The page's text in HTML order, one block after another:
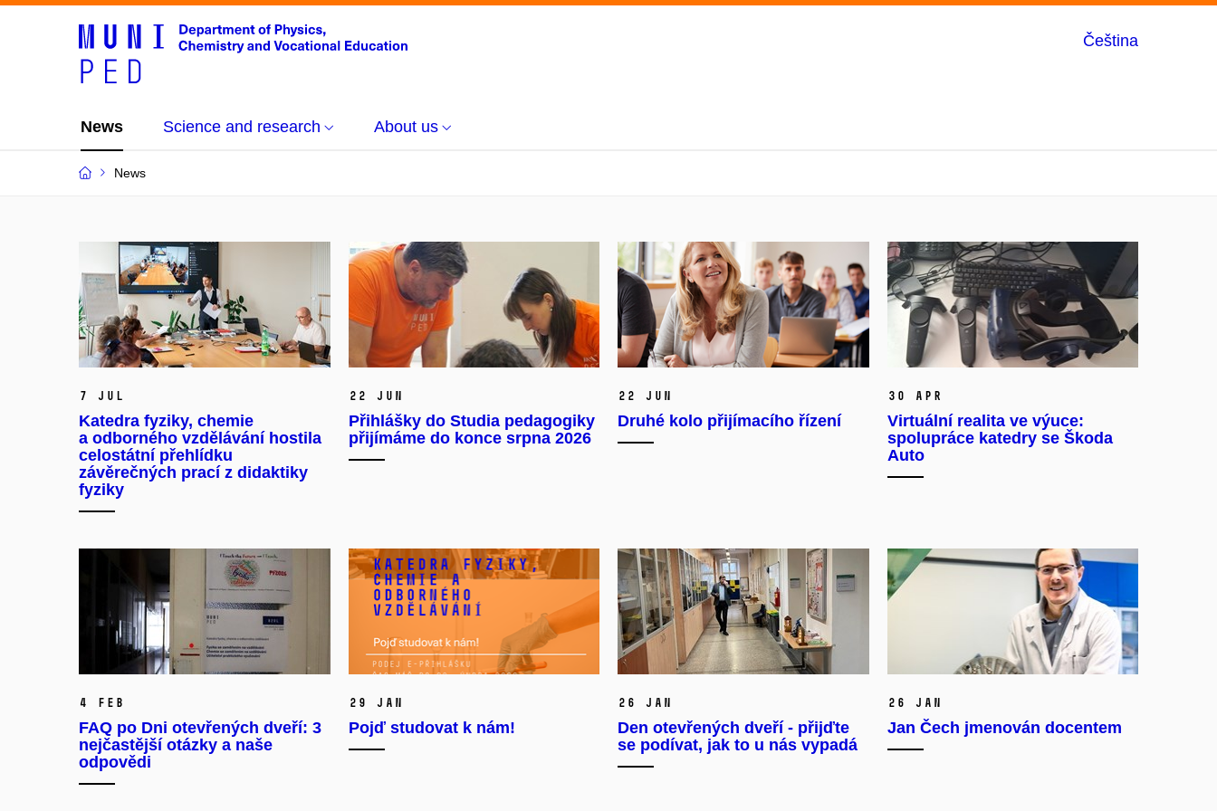
Čeština
News Science and research About us
News
7 Jul
Katedra fyziky, chemie
a odborného vzdělávání hostila
celostátní přehlídku
závěrečných prací z didaktiky
fyziky
22 Jun
Přihlášky do Studia pedagogiky
přijímáme do konce srpna 2026
22 Jun
Druhé kolo přijímacího řízení
30 Apr
Virtuální realita ve výuce:
spolupráce katedry se Škoda
Auto
4 Feb
FAQ po Dni otevřených dveří: 3
nejčastější otázky a naše
odpovědi
29 Jan
Pojď studovat k nám!
26 Jan
Den otevřených dveří - přijďte
se podívat, jak to u nás vypadá
26 Jan
Jan Čech jmenován docentem